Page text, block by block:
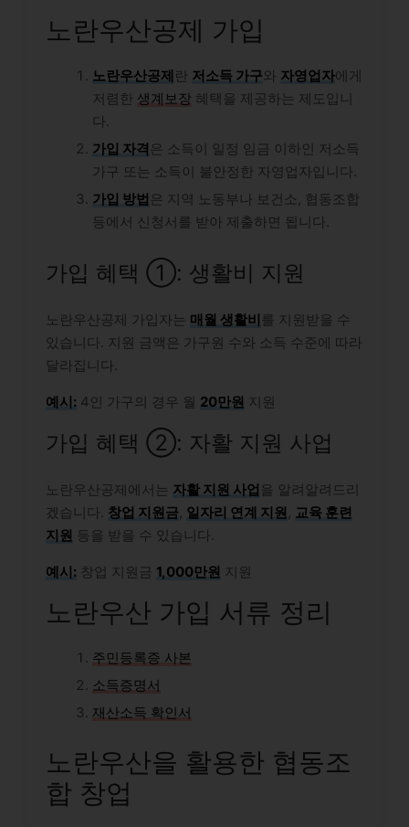
노란우산공제 가입
노란우산공제 란 저소득 가구와 자영업자에게
저렴한 생계보장 혜택을 제공하는 제도입니
다.
가입 자격은 소득이 일정 임금 이하인 저소득
가구 또는 소득이 불안정한 자영업자입니다.
가입 방법은 지역 노동부나 보건소, 협동조합
등에서 신청서를 받아 제출하면 됩니다.
가입 혜택 ①: 생활비 지원
노란우산공제 가입자는 매월 생활비를 지원받을 수
있습니다. 지원 금액은 가구원 수와 소득 수준에 따라
달라집니다.
예시: 4인 가구의 경우 월 20만원 지원
가입 혜택 ②: 자활 지원 사업
노란우산공제에서는 자활 지원 사업을 알려알려드리
겠습니다. 창업 지원금 일자리 연계 지원
교육 훈련
지원 등을 받을 수 있습니다.
예시: 창업 지원금 1,000만원 지원
노란우산 가입 서류 정리
주민등록증 사본
소득증명서
재산소득 확인서
노란우산을 활용한 협동조
합 창업